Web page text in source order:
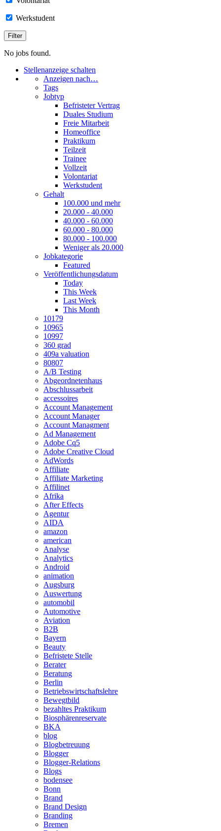
Werkstudent
No jobs found.
Stellenanzeige schalten
Anzeigen nach…
Tags
Jobtyp
Befristeter Vertrag
Duales Studium
Freie Mitarbeit
Homeoffice
Praktikum
Teilzeit
Trainee
Vollzeit
Volontariat
Werkstudent
Gehalt
100.000 und mehr
20.000 - 40.000
40.000 - 60.000
60.000 - 80.000
80.000 - 100.000
Weniger als 20.000
Jobkategorie
Featured
Veröffentlichungsdatum
Today
This Week
Last Week
This Month
10179
10965
10997
360 grad
409a valuation
80807
A/B Testing
Abgeordnetenhaus
Abschlussarbeit
accessoires
Account Management
Account Manager
Account Managment
Ad Management
Adobe Cq5
Adobe Creative Cloud
AdWords
Affiliate
Affiliate Marketing
Affilinet
Afrika
After Effects
Agentur
AIDA
amazon
american
Analyse
Analytics
Android
animation
Augsburg
Auswertung
automobil
Automotive
Aviation
B2B
Bayern
Beauty
Befristete Stelle
Berater
Beratung
Berlin
Betriebswirtschaftslehre
Bewegtbild
bezahltes Praktikum
Biosphärenreservate
BKA
blog
Blogbetreuung
Blogger
Blogger-Relations
Blogs
bodensee
Bonn
Brand
Brand Design
Branding
Bremen